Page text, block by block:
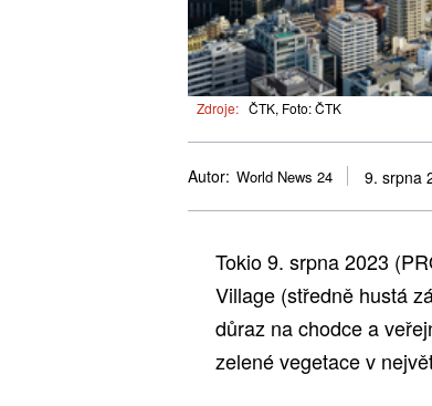
Zdroje: ČTK, Foto: ČTK
Autor: World News 24 9. srpna
Tokio 9. srpna 2023
Village (středně hustá
důraz na chodce a
zelené vegetace v